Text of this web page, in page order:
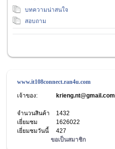
บทความน่าสนใจ
สอบถาม
www.it108connect.ran4u.com
เจ้าของ:
krieng.nt@gmail.com
จำนวนสินค้า
1432
เยี่ยมชม
1626022
เยี่ยมชมวันนี้
427
ขอเป็นสมาชิก